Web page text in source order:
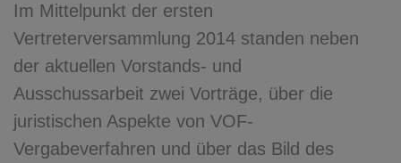
Im Mittelpunkt der ersten
Vertreterversammlung 2014 standen neben
der aktuellen Vorstands- und
Ausschussarbeit zwei Vorträge, über die
juristischen Aspekte von VOF-
Vergabeverfahren und über das Bild des